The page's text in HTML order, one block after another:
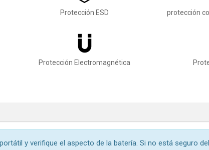
Protección ESD protección
Protección Electromagnética
y verifique el aspecto de la batería. Si no está seguro